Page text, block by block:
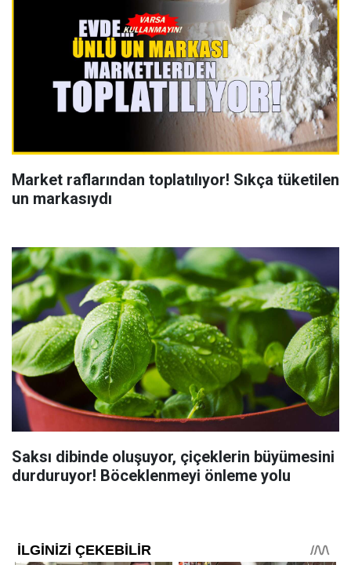
Market raflarından toplatılıyor! Sıkça tüketilen
un markasıydı
Saksı dibinde oluşuyor, çiçeklerin büyümesini
durduruyor! Böceklenmeyi önleme yolu